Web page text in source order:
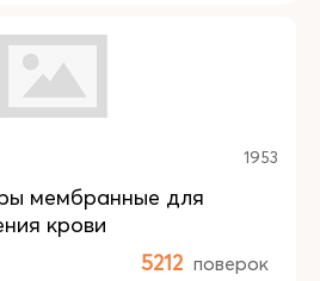
1953
мембранные для
крови
5212 поверок